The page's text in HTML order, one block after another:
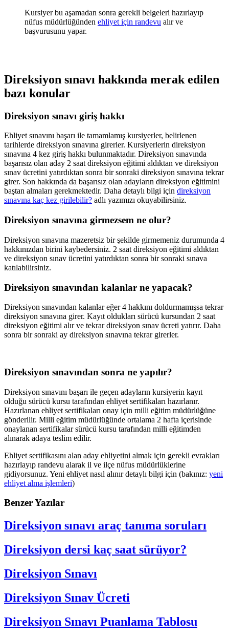
Kursiyer bu aşamadan sonra gerekli belgeleri hazırlayıp
nüfus müdürlüğünden ehliyet için randevu alır ve
başvurusunu yapar.
Direksiyon sınavı hakkında merak edilen
bazı konular
Direksiyon sınavı giriş hakkı
Ehliyet sınavını başarı ile tamamlamış kursiyerler, belirlenen
tarihlerde direksiyon sınavına girerler. Kursiyerlerin direksiyon
sınavına 4 kez giriş hakkı bulunmaktadır. Direksiyon sınavında
başarısız olan aday 2 saat direksiyon eğitimi aldıktan ve direksiyon
sınav ücretini yatırdıktan sonra bir sonraki direksiyon sınavına tekrar
girer. Son hakkında da başarısız olan adayların direksiyon eğitimini
baştan almaları gerekmektedir. Daha detaylı bilgi için direksiyon
sınavına kaç kez girilebilir? adlı yazımızı okuyabilirsiniz.
Direksiyon sınavına girmezsem ne olur?
Direksiyon sınavına mazeretsiz bir şekilde girmemeniz durumunda 4
hakkınızdan birini kaybedersiniz. 2 saat direksiyon eğitimi aldıktan
ve direksiyon sınav ücretini yatırdıktan sonra bir sonraki sınava
katılabilirsiniz.
Direksiyon sınavından kalanlar ne yapacak?
Direksiyon sınavından kalanlar eğer 4 hakkını doldurmamışsa tekrar
direksiyon sınavına girer. Kayıt oldukları sürücü kursundan 2 saat
direksiyon eğitimi alır ve tekrar direksiyon sınav ücreti yatırır. Daha
sonra bir sonraki ay direksiyon sınavına tekrar girerler.
Direksiyon sınavından sonra ne yapılır?
Direksiyon sınavını başarı ile geçen adayların kursiyerin kayıt
olduğu sürücü kursu tarafından ehliyet sertifikaları hazırlanır.
Hazırlanan ehliyet sertifikaları onay için milli eğitim müdürlüğüne
gönderilir. Milli eğitim müdürlüğünde ortalama 2 hafta içerisinde
onaylanan sertifikalar sürücü kursu tarafından milli eğitimden
alınarak adaya teslim edilir.
Ehliyet sertifikasını alan aday ehliyetini almak için gerekli evrakları
hazırlayıp randevu alarak il ve ilçe nüfus müdürlüklerine
gidiyorsunuz. Yeni ehliyet nasıl alınır detaylı bilgi için (bakınız: yeni
ehliyet alma işlemleri)
Benzer Yazılar
Direksiyon sınavı araç tanıma soruları
Direksiyon dersi kaç saat sürüyor?
Direksiyon Sınavı
Direksiyon Sınav Ücreti
Direksiyon Sınavı Puanlama Tablosu